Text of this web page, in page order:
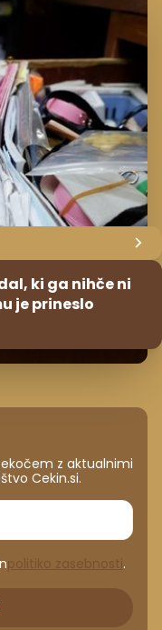
ki ga nihče ni
je prineslo
z aktualnimi
Cekin.si.
.